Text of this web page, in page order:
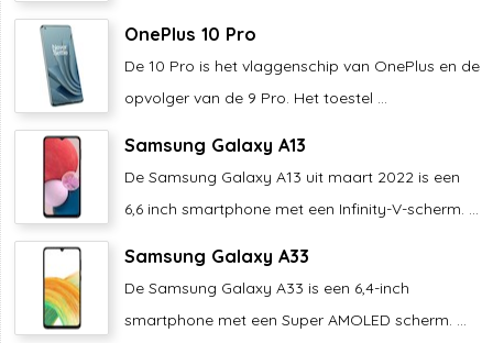
OnePlus 10 Pro
De 10 Pro is het vlaggenschip van OnePlus en de
opvolger van de 9 Pro. Het toestel ...
Samsung Galaxy A13
De Samsung Galaxy A13 uit maart 2022 is een
6,6 inch smartphone met een Infinity-V-scherm. ...
Samsung Galaxy A33
De Samsung Galaxy A33 is een 6,4-inch
smartphone met een Super AMOLED scherm. ...